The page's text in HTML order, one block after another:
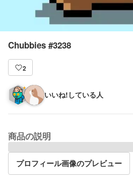
Chubbies #3238
2
いいね!している人
商品の説明
プロフィール画像のプレビュー